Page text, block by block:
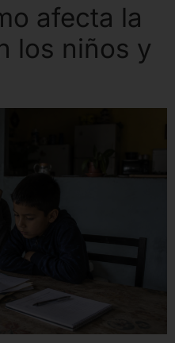
afecta la
los niños y